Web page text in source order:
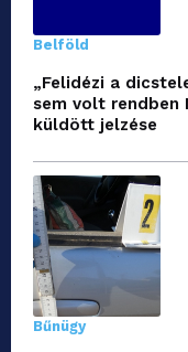
Belföld
„Felidézi a
sem volt rendben
küldött jelzése
Bűnügy